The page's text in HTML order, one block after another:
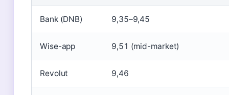
Bank (DNB) 9,35–9,45
Wise-app 9,51 (mid-market)
Revolut 9,46